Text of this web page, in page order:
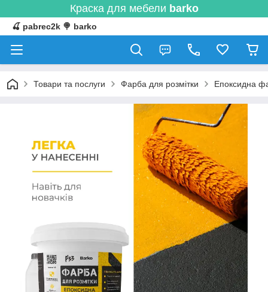
Краска для мебели barko
🍒 pabrec2k 🍭 barko
Товари та послуги Фарба для розмітки Епоксидна